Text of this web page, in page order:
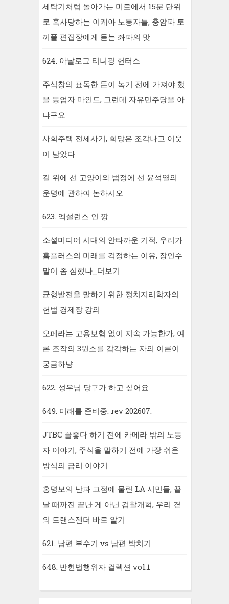
세탁기처럼 돌아가는 미로에서 15분 단위
로 혹사당하는 이케아 노동자들, 충암파 토
끼풀 편집장에게 듣는 좌파의 맛
624. 아날로그 티니핑 헌터스
주식창의 표독한 돈이 녹기 전에 가져야 했
을 동업자 마인드, 그런데 자유민주당을 아
냐구요
사회주택 전세사기, 희망은 조각나고 이웃
이 남았다
길 위에 선 고양이와 법정에 선 윤석열의
운명에 관하여 논하시오
623. 엑설런스 인 깡
소셜미디어 시대의 안타까운 기적, 우리가
홈플러스의 미래를 걱정하는 이유, 장인수
말이 좀 심했나_더보기
균형발전을 말하기 위한 정치지리학자의
헌법 경제장 강의
오페라는 고용보험 없이 지속 가능한가, 여
론 조작의 3원소를 감각하는 자의 이론이
궁금하냥
622. 성우님 당구가 하고 싶어요
649. 미래를 준비중. rev 202607.
JTBC 꼴좋다 하기 전에 카메라 밖의 노동
자 이야기, 주식을 말하기 전에 가장 쉬운
방식의 금리 이야기
홍명보의 난과 고점에 물린 LA 시민들, 끝
날 때까진 끝난 게 아닌 검찰개혁, 우리 곁
의 트랜스젠더 바로 알기
621. 남편 부수기 vs 남편 박치기
648. 반헌법행위자 컬렉션 vol.1